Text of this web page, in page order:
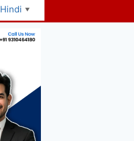
Hindi ▼